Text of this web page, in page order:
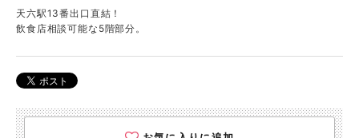
天六駅13番出口直結！
飲食店相談可能な5階部分。